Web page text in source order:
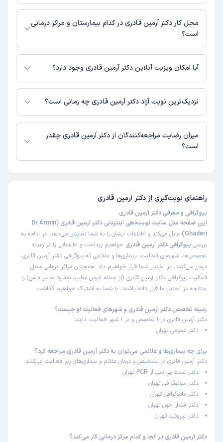
مطب تهران : شماره تماس مطب دکتر آرمین قادری در حال حاضر در این
صفحه ثبت نشده است.
محل کار دکتر آرمین قادری در کدام بیمارستان و مراکز درمانی
است؟
اطلاعاتی درباره محل فعالیت دکتر آرمین قادری در مراکز درمانی در دسترس
نیست.
آیا امکان ویزیت آنلاین دکتر آرمین قادری وجود دارد؟
در حال حاضر دکتر آرمین قادری مشاوره پزشکی آنلاین به صورت تلفنی و متنی
دارند.نزدیک‌ترین نوبت آزاد دکتر آرمین قادری چه زمانی است؟
دکتر آرمین قادری از روز یکشنبه 18 مرداد 1405 بیمار جدید می‌پذیرند.
میزان رضایت مراجعه‌کنندگان از دکتر آرمین قادری چقدر
است؟
راهنمای نوبت‌گیری از دکتر آرمین قادری
بیوگرافی و معرفی دکتر آرمین قادری
این صفحه مثل سایت نوبت‌دهی اینترنتی دکتر آرمین قادری (Dr Armin
Ghaderi)
عمل می‌کند و اطلاعات ایشان را به شما نمایش می‌دهد. در ادامه به
بررسی بیوگرافی دکتر آرمین قادری خواهیم پرداخت و اطلاعاتی را در زمینه
تخصص‌ها، شهرهای فعالیت، بیماری‌ها و علائمی که بیوگرافی دکتر آرمین قادری
درمان می‌کنند، در اختیار شما قرار خواهیم داد. همچنین مراکز درمانی محل
فعالیت بیوگرافی دکتر آرمین قادری (از جمله آدرس مطب، شماره تماس تلفن) را
چنانچه در اختیار ما قرار داده باشند، با شما به اشتراک خواهیم گذاشت.
زمینه تخصص دکتر آرمین قادری و شهرهای فعالیت او چیست؟
دکتر آرمین قادری در 1 تخصص و در 1 شهر فعالیت دارند:
دکتر عمومی تهران
برای چه بیماری‌ها و علائمی می‌توان به دکتر آرمین قادری مراجعه کرد؟
دکتر آرمین قادری در تشخیص و درمان علائم و بیماری‌های زیر فعالیت می‌کنند:
دکتر تست پی سی آر PCR تهران
دکتر سونوگرافی تهران
دکتر ماموگرافی تهران
دکتر فشار خون تهران
دکتر تیروئید تهران
دکتر آرمین قادری در کجا و کدام مرکز درمانی کار می‌کند؟